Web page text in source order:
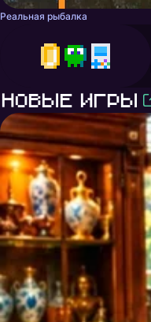
Реальная рыбалка
Новые игры